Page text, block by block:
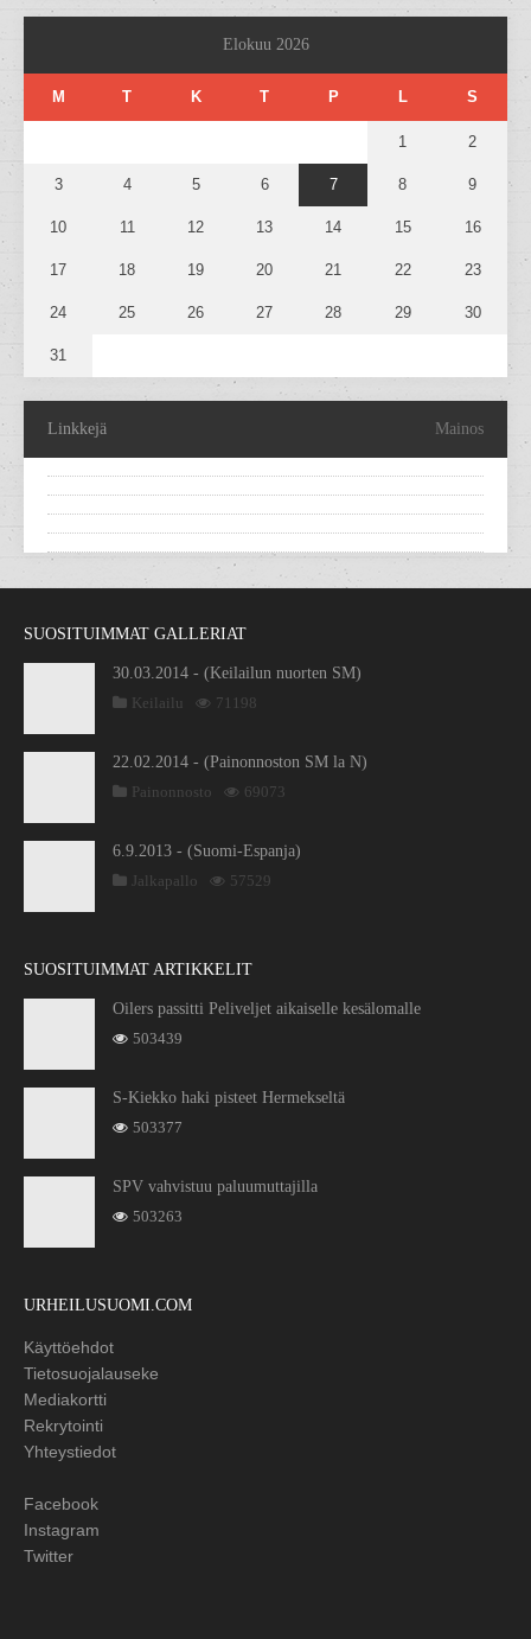
Elokuu 2026
M T K T P L S
1 2
3 4 5 6 7 8 9
10 11 12 13 14 15 16
17 18 19 20 21 22 23
24 25 26 27 28 29 30
31
Linkkejä Mainos
SUOSITUIMMAT GALLERIAT
30.03.2014 - (Keilailun nuorten SM)
Keilailu
71198
22.02.2014 - (Painonnoston SM la N)
Painonnosto
69073
6.9.2013 - (Suomi-Espanja)
Jalkapallo
57529
SUOSITUIMMAT ARTIKKELIT
Oilers passitti Peliveljet aikaiselle kesälomalle
503439
S-Kiekko haki pisteet Hermekseltä
503377
SPV vahvistuu paluumuttajilla
503263
URHEILUSUOMI.COM
Käyttöehdot
Tietosuojalauseke
Mediakortti
Rekrytointi
Yhteystiedot
Facebook
Instagram
Twitter